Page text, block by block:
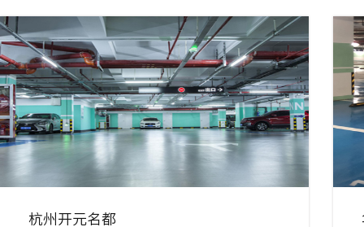
杭州开元名都